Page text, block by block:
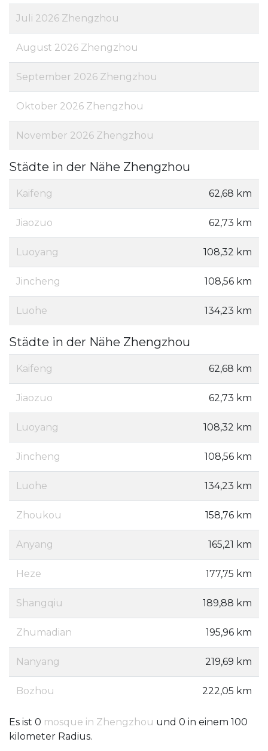
Juli 2026 Zhengzhou
August 2026 Zhengzhou
September 2026 Zhengzhou
Oktober 2026 Zhengzhou
November 2026 Zhengzhou
Städte in der Nähe Zhengzhou
Kaifeng 62,68 km
Jiaozuo 62,73 km
Luoyang 108,32 km
Jincheng 108,56 km
Luohe 134,23 km
Städte in der Nähe Zhengzhou
Kaifeng 62,68 km
Jiaozuo 62,73 km
Luoyang 108,32 km
Jincheng 108,56 km
Luohe 134,23 km
Zhoukou 158,76 km
Anyang 165,21 km
Heze 177,75 km
Shangqiu 189,88 km
Zhumadian 195,96 km
Nanyang 219,69 km
Bozhou 222,05 km
Es ist 0 mosque in Zhengzhou und 0 in einem 100
kilometer Radius.